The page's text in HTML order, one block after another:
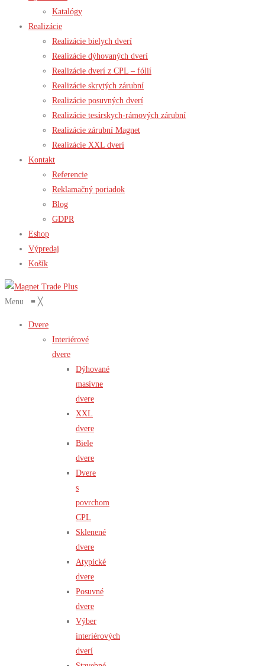
Katalógy
Realizácie
Realizácie bielych dverí
Realizácie dýhovaných dverí
Realizácie dverí z CPL – fólií
Realizácie skrytých zárubní
Realizácie posuvných dverí
Realizácie tesárskych-rámových zárubní
Realizácie zárubní Magnet
Realizácie XXL dverí
Kontakt
Referencie
Reklamačný poriadok
Blog
GDPR
Eshop
Výpredaj
Košík
Menu ≡ ╳
Dvere
Interiérové
dvere
Dýhované
masívne
dvere
XXL
dvere
Biele
dvere
Dvere
s
povrchom
CPL
Sklenené
dvere
Atypické
dvere
Posuvné
dvere
Výber
interiérových
dverí